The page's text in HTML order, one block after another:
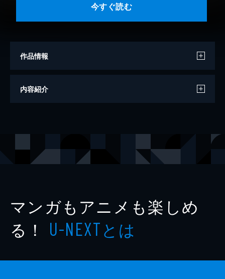
今すぐ読む
作品情報
著者
内容紹介
マンガもアニメも楽しめ
る！ U-NEXTとは